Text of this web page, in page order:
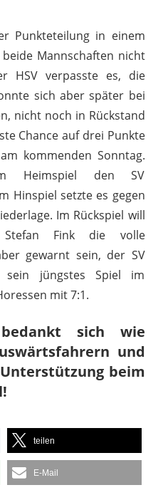
Punkteteilung in einem
Mannschaften nicht
HSV verpasste es, die
sich aber später bei
nicht noch in Rückstand
Chance auf drei Punkte
kommenden Sonntag.
Heimspiel den SV
Hinspiel setzte es gegen
Im Rückspiel will
Fink die volle
gewarnt sein, der SV
sein jüngstes Spiel im
mit 7:1.
sich wie
und
beim
teilen
E-Mail